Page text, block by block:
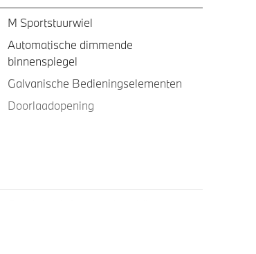
M Sportstuurwiel
Automatische dimmende
binnenspiegel
Galvanische Bedieningselementen
Doorlaadopening